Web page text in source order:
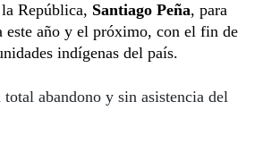
República, Santiago Peña, para
este año y el próximo, con el fin de
indígenas del país.
abandono y sin asistencia del